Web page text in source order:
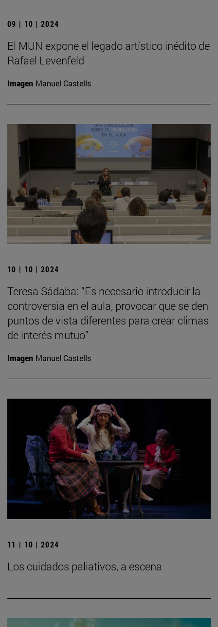
09 | 10 | 2024
El MUN expone el legado artístico inédito de
Rafael Levenfeld
Imagen Manuel Castells
10 | 10 | 2024
Teresa Sádaba: “Es necesario introducir la
controversia en el aula, provocar que se den
puntos de vista diferentes para crear climas
de interés mutuo”
Imagen Manuel Castells
11 | 10 | 2024
Los cuidados paliativos, a escena